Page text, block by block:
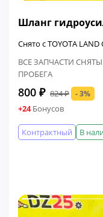
Шланг
Снято с TOYOTA LAND
ВСЕ ЗАПЧАСТИ
ПРОБЕГА
800 ₽ 824 ₽ - 3%
+24Бонусов
В
Контрактный